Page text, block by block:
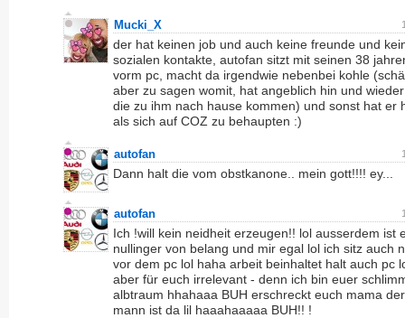
Mucki_X
der hat keinen job und auch keine freunde und
sozialen kontakte, autofan sitzt mit seinen 38
vorm pc, macht da irgendwie nebenbei kohle
aber zu sagen womit, hat angeblich hin und
die zu ihm nach hause kommen) und sonst hat er
als sich auf COZ zu behaupten :)
autofan
Dann halt die vom obstkanone.. mein gott!!!! ey...
autofan
Ich !will kein neidheit erzeugen!! lol ausserdem ist
nullinger von belang und mir egal lol ich sitz auch
vor dem pc lol haha arbeit beinhaltet halt auch pc
aber für euch irrelevant - denn ich bin euer
albtraum hhahaaa BUH erschreckt euch mama
mann ist da lil haaahaaaaa BUH!! !